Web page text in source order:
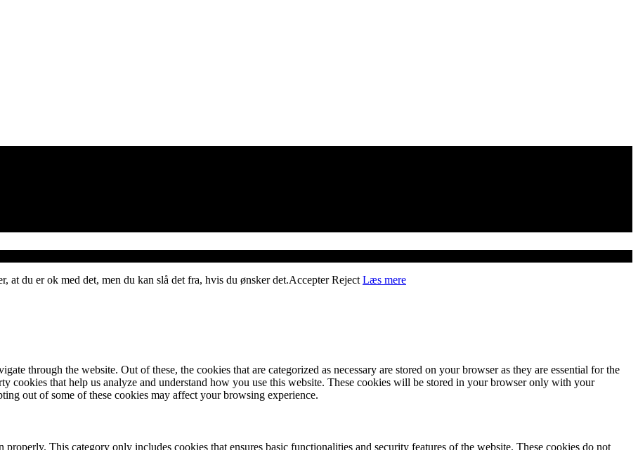
at du er ok med det, men du kan slå det fra, hvis du ønsker det.Accepter Reject Læs mere
through the website. Out of these, the cookies that are categorized as necessary are stored on your browser as they are essential for the
cookies that help us analyze and understand how you use this website. These cookies will be stored in your browser only with your
out of some of these cookies may affect your browsing experience.
This category only includes cookies that ensures basic functionalities and security features of the website. These cookies do not